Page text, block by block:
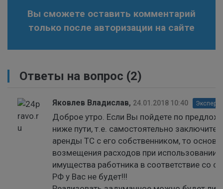
Вы сможете оставить комментарий
только после авторизации на сайте
Ответы на вопрос (2)
Яковлев Владислав, 24.01.2018 10:40 Эксперт
Доброе утро. Если Вы пойдете по
ниже пути, т.е. самостоятельно заключите
аренды ТС с его собственником, то
возмещения расходов при использовании
имущества работника в соответствие со
РФ у Вас не будет!!!